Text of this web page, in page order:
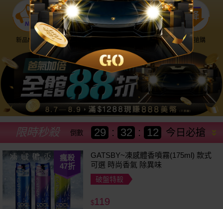
新品NEW 降價搶購
今日必搶
限時秒殺 倒數 29 : 32 : 09
瘋殺
47折
GATSBY~凍感體香噴霧(175ml) 款式
可選 時尚香氣 除異味
破盤特殺
$119